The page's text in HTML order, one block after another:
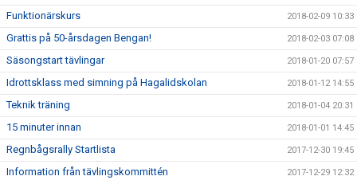
Funktionärskurs 2018-02-09 10:33
Grattis på 50-årsdagen Bengan! 2018-02-03 07:08
Säsongstart tävlingar 2018-01-20 07:57
Idrottsklass med simning på Hagalidskolan 2018-01-12 14:55
Teknik träning 2018-01-04 20:31
15 minuter innan 2018-01-01 14:45
Regnbågsrally Startlista 2017-12-30 19:45
Information från tävlingskommittén 2017-12-29 12:32